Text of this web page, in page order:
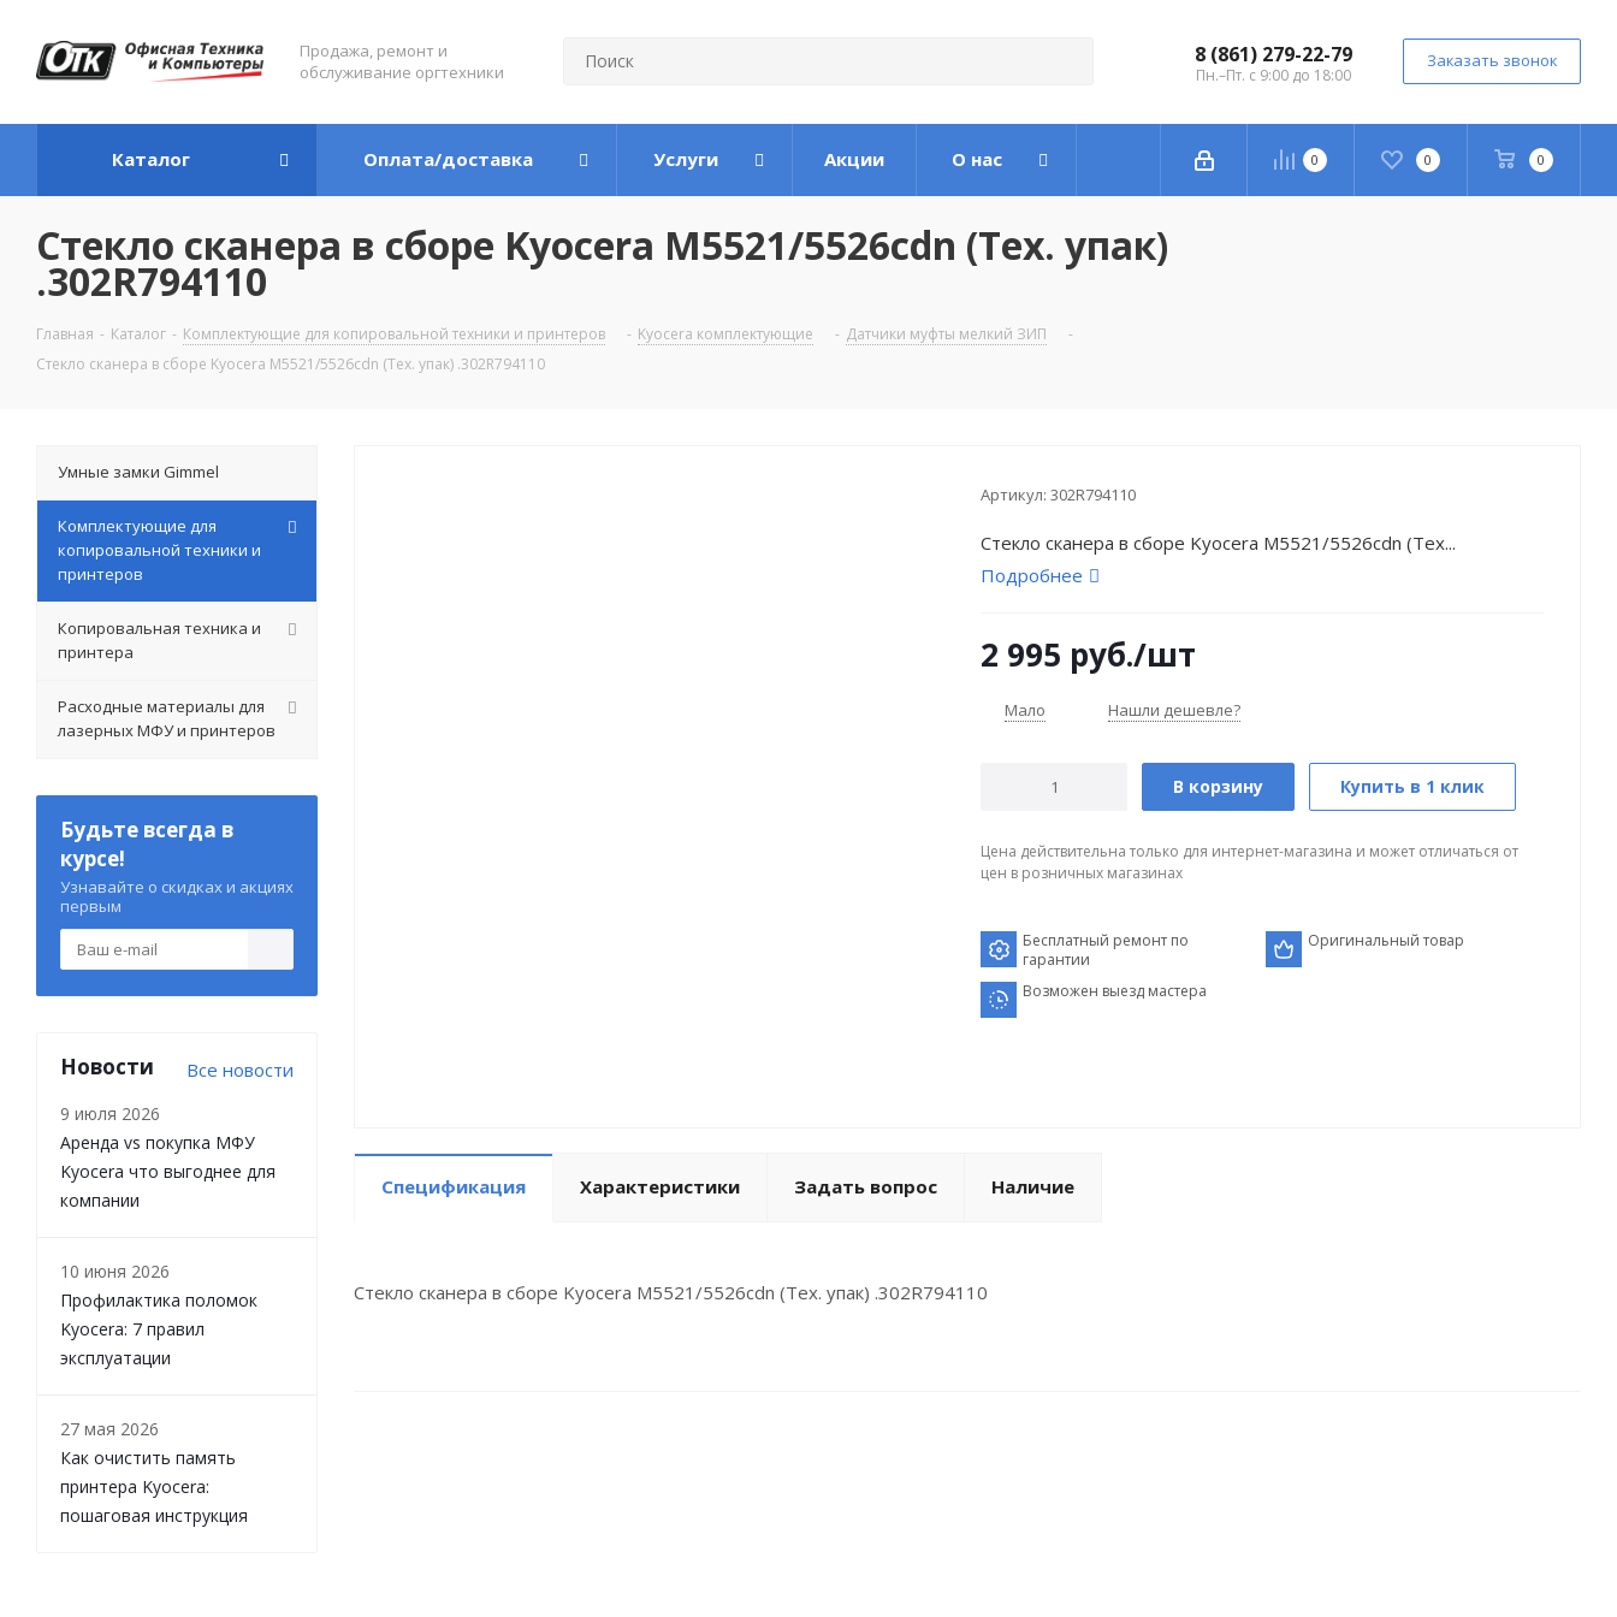
Продажа, ремонт и
обслуживание оргтехники
8 (861) 279-22-79
Пн.–Пт. с 9:00 до 18:00
Заказать звонок
0 0 0
Каталог Оплата/доставка Услуги Акции О нас
Стекло сканера в сборе Kyocera M5521/5526cdn (Тех. упак)
.302R794110
Главная - Каталог - Комплектующие для копировальной техники и принтеров - Kyocera комплектующие - Датчики муфты мелкий ЗИП
-
Стекло сканера в сборе Kyocera M5521/5526cdn (Тех. упак) .302R794110
Артикул: 302R794110
Стекло сканера в сборе Kyocera M5521/5526cdn (Тех...
Подробнее
2 995 руб./шт
Мало Нашли дешевле?
В корзину Купить в 1 клик
Цена действительна только для интернет-магазина и может отличаться от
цен в розничных магазинах
Бесплатный ремонт по
гарантии
Оригинальный товар
Возможен выезд мастера
Спецификация Характеристики Задать вопрос Наличие
Стекло сканера в сборе Kyocera M5521/5526cdn (Тех. упак) .302R794110
Умные замки Gimmel
Комплектующие для
копировальной техники и
принтеров
Копировальная техника и
принтера
Расходные материалы для
лазерных МФУ и принтеров
Будьте всегда в
курсе!
Узнавайте о скидках и акциях
первым
Новости Все новости
9 июля 2026
Аренда vs покупка МФУ
Kyocera что выгоднее для
компании
10 июня 2026
Профилактика поломок
Kyocera: 7 правил
эксплуатации
27 мая 2026
Как очистить память
принтера Kyocera:
пошаговая инструкция